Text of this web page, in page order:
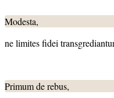
Modesta,
ne limites fidei
Primum de rebus,